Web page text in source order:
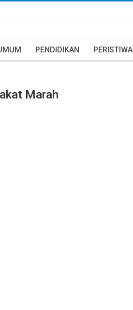
PENDIDIKAN PERISTIWA
Marah